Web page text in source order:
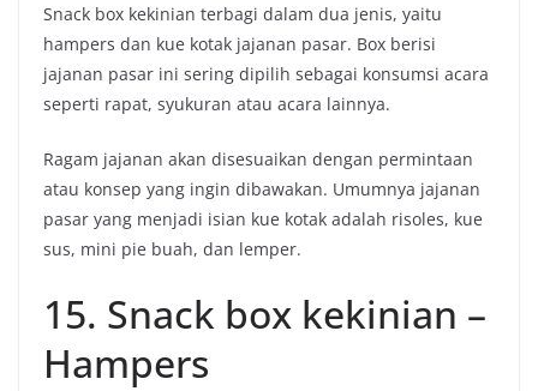
Snack box kekinian terbagi dalam dua jenis, yaitu
hampers dan kue kotak jajanan pasar. Box berisi
jajanan pasar ini sering dipilih sebagai konsumsi acara
seperti rapat, syukuran atau acara lainnya.
Ragam jajanan akan disesuaikan dengan permintaan
atau konsep yang ingin dibawakan. Umumnya jajanan
pasar yang menjadi isian kue kotak adalah risoles, kue
sus, mini pie buah, dan lemper.
15. Snack box kekinian –
Hampers